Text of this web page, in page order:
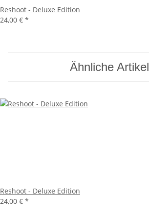
Reshoot - Deluxe Edition
24,00 € *
Ähnliche Artikel
Reshoot - Deluxe Edition
24,00 € *